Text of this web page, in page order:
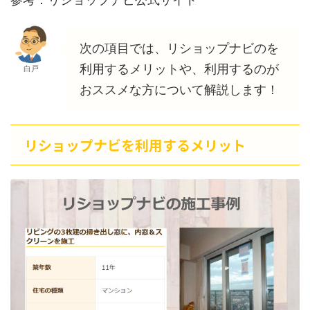
白戸
次の項目では、リショップナビのを
利用するメリットや、利用するのが
おススメな方について解説します！
リショップナビを利用するメリット